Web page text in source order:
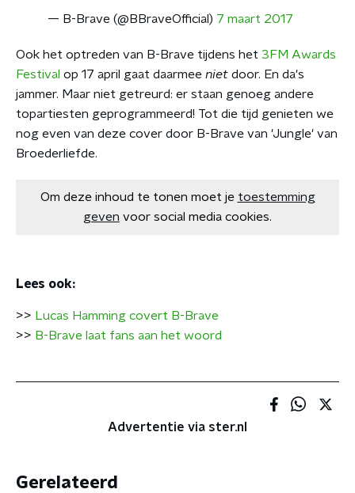
— B-Brave (@BBraveOfficial) 7 maart 2017
Ook het optreden van B-Brave tijdens het 3FM Awards
Festival op 17 april gaat daarmee niet door. En da's
jammer. Maar niet getreurd: er staan genoeg andere
topartiesten geprogrammeerd! Tot die tijd genieten we
nog even van deze cover door B-Brave van 'Jungle' van
Broederliefde.
Om deze inhoud te tonen moet je toestemming
geven voor social media cookies.
Lees ook:
>> Lucas Hamming covert B-Brave
>> B-Brave laat fans aan het woord
Advertentie via ster.nl
Gerelateerd